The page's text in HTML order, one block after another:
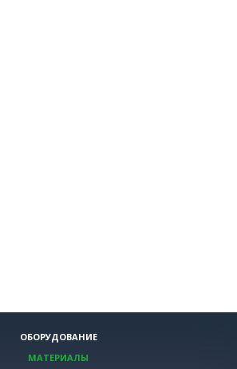
ОБОРУДОВАНИЕ
МАТЕРИАЛЫ